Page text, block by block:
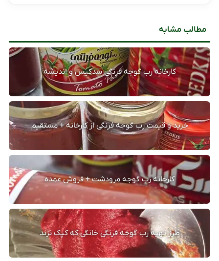
مطالب مشابه
کارخانه رب گوجه فرنگی سدکیس و اندیشه
خرید و قیمت رب گوجه فرنگی از کارخانه + مستقیم
کارخانه رب گوجه مرودشت + فروش عمده
طرز تهیه رب گوجه فرنگی خانگی که کپک نزند